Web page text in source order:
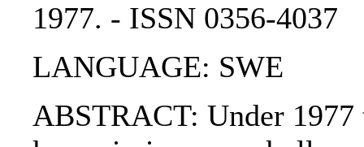
1977. - ISSN 0356-4037
LANGUAGE: SWE
ABSTRACT: Under